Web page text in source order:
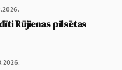
Rūjienas pilsētas